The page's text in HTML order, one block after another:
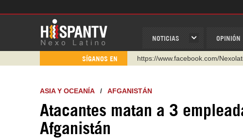
NOTICIAS OPINIÓN
SÍGANOS EN
https://www.facebook.com/
http://twitter.com/nexo_latino
https://urmedium.com/c/hispantv
ASIA Y OCEANÍA/ AFGANISTÁN
Atacantes matan a 3
Afganistán